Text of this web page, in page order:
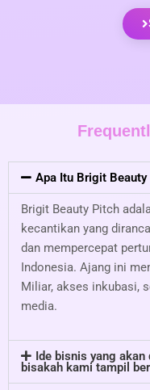
Apa Itu Brigit Beauty
Brigit Beauty Pitch
kecantikan yang
dan mempercepat
Indonesia. Ajang ini
Miliar, akses inkubasi,
media.
Ide bisnis yang
bisakah kami tampil